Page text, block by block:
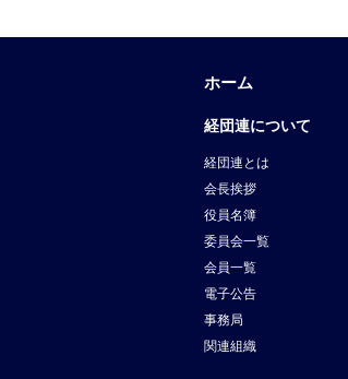
ホーム
経団連について
経団連とは
会長挨拶
役員名簿
委員会一覧
会員一覧
電子公告
事務局
関連組織